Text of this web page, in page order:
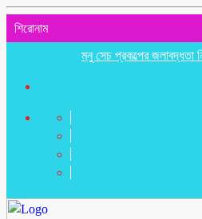
শিরোনাম
মনু সেচ প্রকল্পের জলাবদ্ধতা নিয়ে